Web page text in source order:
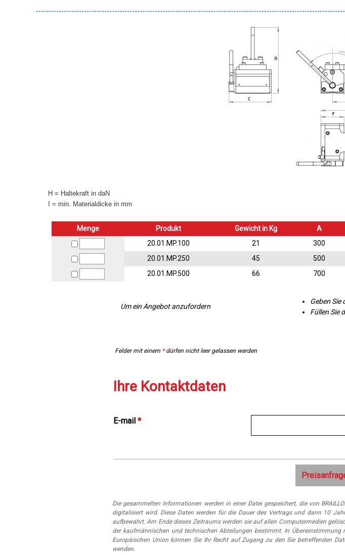
H = Haltekraft in daN
I = min. Materialdicke in mm
Menge Produkt Gewicht in Kg A
20.01.MP.100
21 300
20.01.MP.250
45 500
20.01.MP.500
66 700
Um ein Angebot anzufordern
Geben Sie
Füllen Sie
Felder mit einem *dürfen nicht leer gelassen werden
Ihre Kontaktdaten
E-mail *
Die gesammelten Informationen werden in einer Datei gespeichert, die von
digitalisiert wird. Diese Daten werden für die Dauer des Vertrags und dann 10
aufbewahrt. Am Ende dieses Zeitraums werden sie auf allen Computermedien
der kaufmännischen und technischen Abteilungen bestimmt. In
Europäischen Union können Sie Ihr Recht auf Zugang zu den Sie betreffenden
wenden.